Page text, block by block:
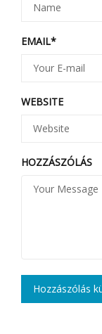
EMAIL*
WEBSITE
HOZZÁSZÓLÁS